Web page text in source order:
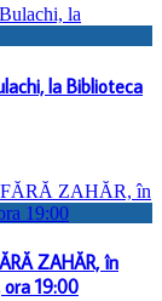
la Biblioteca
ZAHĂR, în
19:00